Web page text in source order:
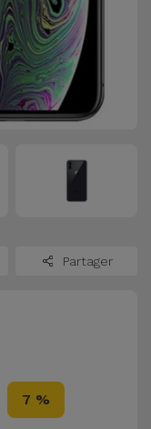
Partager
7 %